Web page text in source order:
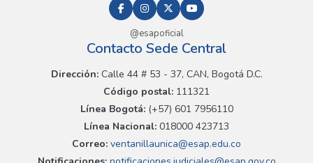
@esapoficial
Contacto Sede Central
Dirección:Calle 44 # 53 - 37, CAN, Bogotá D.C.
Código postal: 111321
Línea Bogotá:(+57) 601 7956110
Línea Nacional: 018000 423713
Correo: ventanillaunica@esap.edu.co